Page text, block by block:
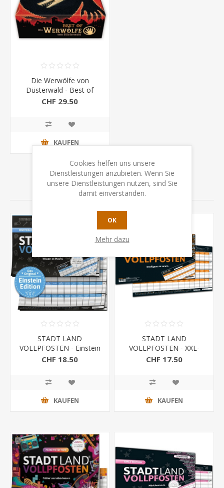
Die Werwölfe von
Düsterwald - Best of
CHF 29.50
KAUFEN
VERWANDTE PRODUKTE
STADT LAND
VOLLPFOSTEN - Einstein
EDITION (im DinA3-
CHF 18.50
KAUFEN
STADT LAND
VOLLPFOSTEN - XXL-
Spielblock (DinA3-
CHF 17.50
KAUFEN
Cookies helfen uns unsere
Dienstleistungen anzubieten. Wenn Sie
unsere Dienstleistungen nutzen, sind Sie
damit einverstanden.
OK
Mehr dazu